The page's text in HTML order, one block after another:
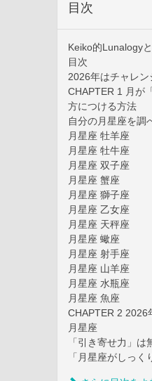
目次
Keiko的Lunalogy
目次
2026年はチャレ
CHAPTER 1 月が
方につける方法
自分の月星座を調
月星座 牡羊座
月星座 牡牛座
月星座 双子座
月星座 蟹座
月星座 獅子座
月星座 乙女座
月星座 天秤座
月星座 蠍座
月星座 射手座
月星座 山羊座
月星座 水瓶座
月星座 魚座
CHAPTER 2 2026
月星座
「引き寄せ力」
「月星座がしっ